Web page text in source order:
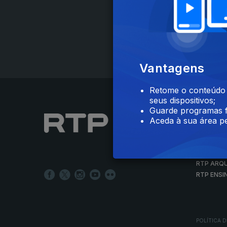
NOTÍCIAS
RTP
RTP
POLÍTICA
Vantagens
Retome o
seus dispositivos;
Guarde programas
Aceda à sua área